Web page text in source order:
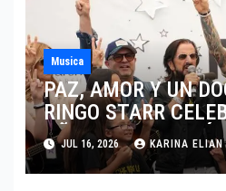
Musica
PAZ, AMOR Y UN
RINGO STARR
AÑOS CON LOS
HONORES DE
JUL 16, 2026 KARINA ELIAN